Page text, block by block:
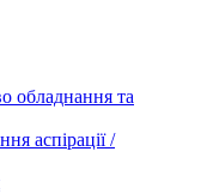
обладнання та
аспірації /